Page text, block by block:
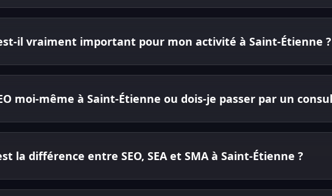
est-il vraiment important pour mon activité à Saint-Étienne ?
moi-même à Saint-Étienne ou dois-je passer par un
la différence entre SEO, SEA et SMA à Saint-Étienne ?